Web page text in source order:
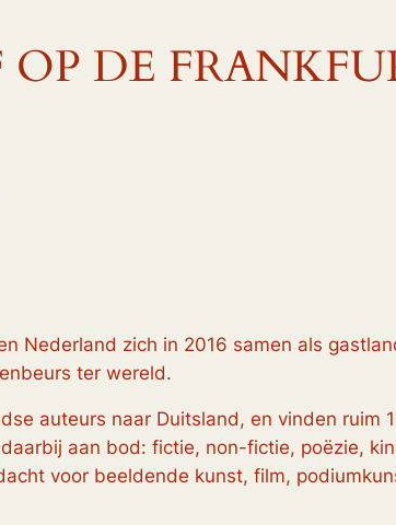
DE
Nederland zich in 2016 samen als
ter wereld.
auteurs naar Duitsland, en vinden ruim
aan bod: fictie, non-fictie, poëzie,
voor beeldende kunst, film,